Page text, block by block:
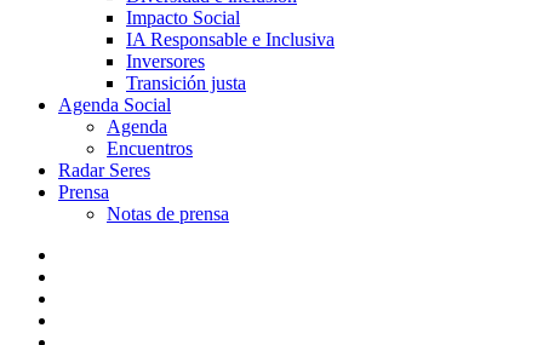
Impacto Social
IA Responsable e Inclusiva
Inversores
Transición justa
Agenda Social
Agenda
Encuentros
Radar Seres
Prensa
Notas de prensa